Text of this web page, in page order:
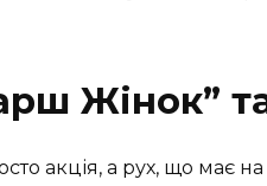
Жінок”
акція, а рух, що має на